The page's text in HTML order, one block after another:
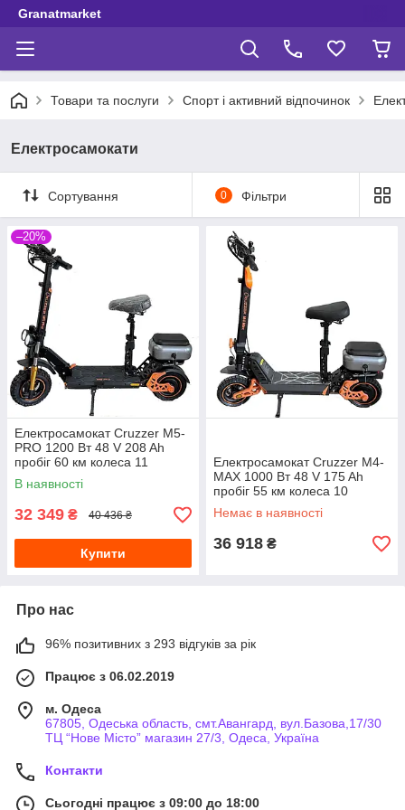
Granatmarket
Товари та послуги Спорт і активний відпочинок
Електросамокати
Сортування 0 Фільтри
–20%
Електросамокат Cruzzer M5-
PRO 1200 Вт 48 V 208 Ah
пробіг 60 км колеса 11
В наявності
32 349 ₴ 40 436 ₴
Купити
Електросамокат Cruzzer M4-
MAX 1000 Вт 48 V 175 Ah
пробіг 55 км колеса 10
Немає в наявності
36 918 ₴
Про нас
96% позитивних з 293 відгуків за рік
Працює з 06.02.2019
м. Одеса
67805, Одеська область, смт.Авангард, вул.Базова,17/30
ТЦ “Нове Місто” магазин 27/3, Одеса, Україна
Контакти
Сьогодні працює з 09:00 до 18:00